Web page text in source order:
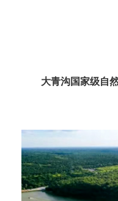
大青沟国家级自